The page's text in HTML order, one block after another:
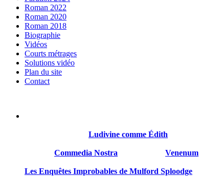
Roman 2022
Roman 2020
Roman 2018
Biographie
Vidéos
Courts métrages
Solutions vidéo
Plan du site
Contact
Ludivine comme Édith
Commedia Nostra Venenum
Les Enquêtes Improbables de Mulford Sploodge